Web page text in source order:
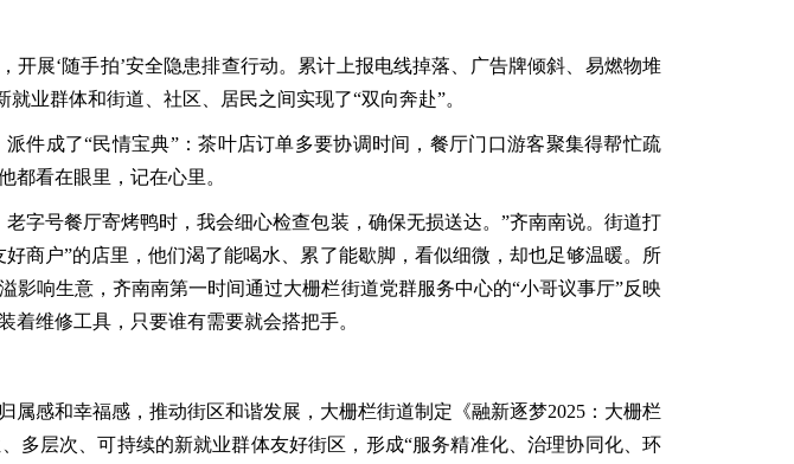
开展‘随手拍’安全隐患排查行动。累计上报电线掉落、广告牌倾斜、易燃物堆
业群体和街道、社区、居民之间实现了“双向奔赴”。
件成了“民情宝典”：茶叶店订单多要协调时间，餐厅门口游客聚集得帮忙疏
看在眼里，记在心里。
字号餐厅寄烤鸭时，我会细心检查包装，确保无损送达。”齐南南说。街道打
商户”的店里，他们渴了能喝水、累了能歇脚，看似细微，却也足够温暖。所
响生意，齐南南第一时间通过大栅栏街道党群服务中心的“小哥议事厅”反映
维修工具，只要谁有需要就会搭把手。
属感和幸福感，推动街区和谐发展，大栅栏街道制定《融新逐梦2025：大栅栏
多层次、可持续的新就业群体友好街区，形成“服务精准化、治理协同化、环